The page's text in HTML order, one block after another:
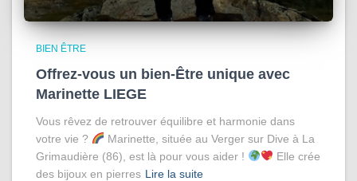
BIEN ÊTRE
Offrez-vous un bien-Être unique avec
Marinette LIEGE
Vous rêvez de retrouver équilibre et harmonie dans
votre vie ?
Marinette, située au Verger sur Dive à La
Grimaudière (86), est là pour vous aider !
Elle crée
des bijoux en pierres Lire la suite